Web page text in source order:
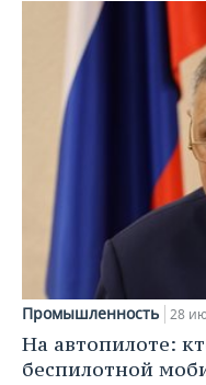
Промышленность 28
На автопилоте:
беспилотной